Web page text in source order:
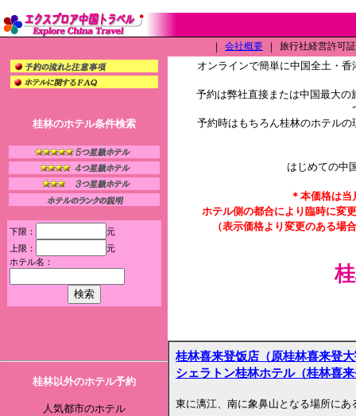
｜ 会社概要 ｜ 旅行社経営許可
桂林のホテル条件検索
下限：
元
上限：
元
ホテル名：
桂林以外のホテル予約
人気都市のホテル
オンラインで簡単に中国全土・
予約は弊社直接または中国最大
予約時はもちろん桂林のホテル
はじめての中
＊本価格は
ホテル側の都合により臨時に変
（表示価格より変更のある場
桂林喜来登饭店（原桂林喜来登
シェラトン桂林ホテル（桂林喜
東に漓江、南に象鼻山となる場所にあ